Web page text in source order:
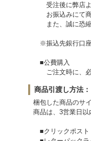
受注後に弊店よ
お振込みにて商
また、誠に恐縮
※振込先銀行口座
■公費購入
ご注文時に、必
商品引渡し方法：
梱包した商品のサ
商品は、3営業日以
■クリックポスト